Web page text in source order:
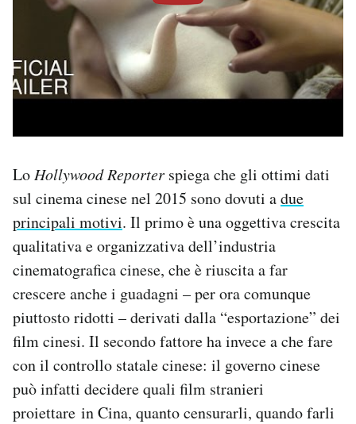
LoHollywood Reporter spiega che gli ottimi dati
sul cinema cinese nel 2015 sono dovuti adue
principali motivi. Il primo è una oggettiva crescita
qualitativa e organizzativa dell’industria
cinematografica cinese, che è riuscita a far
crescere anche i guadagni – per ora comunque
piuttosto ridotti – derivati dalla “esportazione” dei
film cinesi. Il secondo fattore ha invece a che fare
con il controllo statale cinese: il governo cinese
può infatti decidere quali film stranieri
proiettare in Cina, quanto censurarli, quando farli